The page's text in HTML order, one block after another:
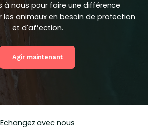
à nous pour faire une différence
les animaux en besoin de protection
et d'affection.
Agir maintenant
Echangez avec nous